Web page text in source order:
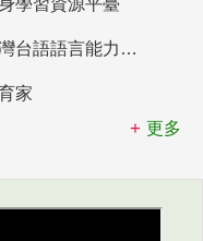
臺灣台語語言能力認證網站
家
更多